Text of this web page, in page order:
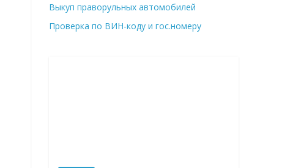
Выкуп праворульных автомобилей
Проверка по ВИН-коду и гос.номеру